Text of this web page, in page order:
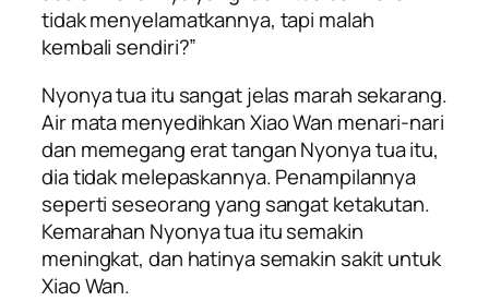
tidak menyelamatkannya, tapi malah
kembali sendiri?”
Nyonya tua itu sangat jelas marah sekarang.
Air mata menyedihkan Xiao Wan menari-nari
dan memegang erat tangan Nyonya tua itu,
dia tidak melepaskannya. Penampilannya
seperti seseorang yang sangat ketakutan.
Kemarahan Nyonya tua itu semakin
meningkat, dan hatinya semakin sakit untuk
Xiao Wan.